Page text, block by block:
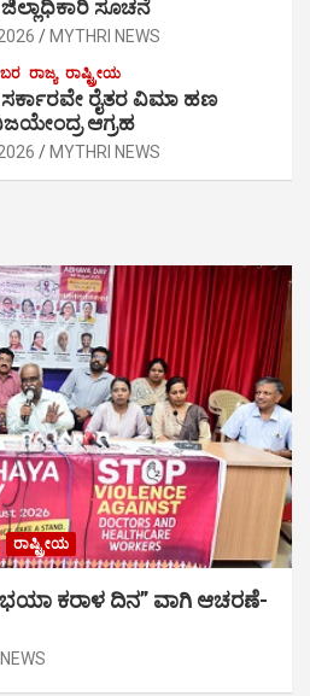
ಜಿಲ್ಲಾಧಿಕಾರಿ ಸೂಚನೆ
MYTHRI NEWS
ಬರ ರಾಜ್ಯ ರಾಷ್ಟ್ರೀಯ
ಸರ್ಕಾರವೇ ರೈತರ ವಿಮಾ ಹಣ
ಆಗ್ರಹ
MYTHRI NEWS
ರಾಷ್ಟ್ರೀಯ
ಕರಾಳ ದಿನ” ವಾಗಿ ಆಚರಣೆ-